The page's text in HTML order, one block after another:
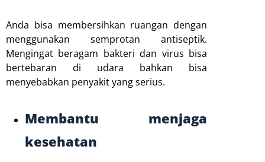
Anda bisa membersihkan ruangan dengan
menggunakan semprotan antiseptik.
Mengingat beragam bakteri dan virus bisa
bertebaran di udara bahkan bisa
menyebabkan penyakit yang serius.
Membantu menjaga
kesehatan